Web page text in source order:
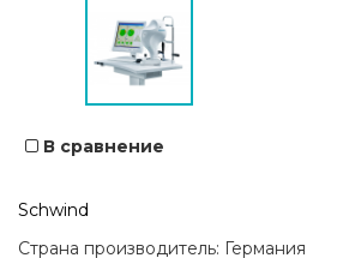
В сравнение
Schwind
Страна производитель: Германия